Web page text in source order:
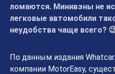
ломаются. Минивэны не
легковые автомобили
неудобства чаще всего?
По данным издания
компании MotorEasy,